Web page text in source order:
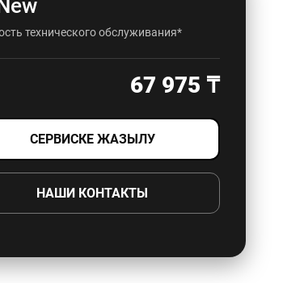
технического обслуживания*
67 975 ₸
СЕРВИСКЕ ЖАЗЫЛУ
НАШИ КОНТАКТЫ